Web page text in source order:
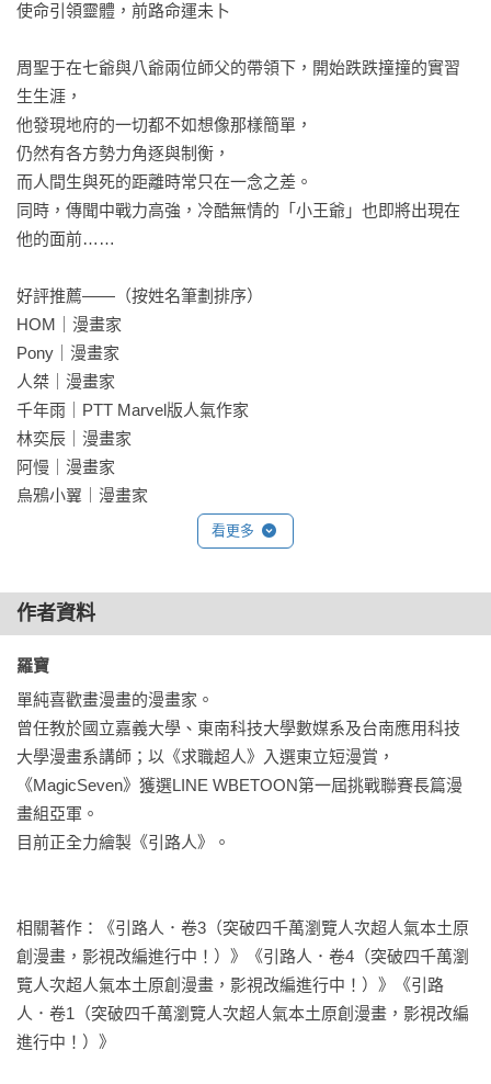
使命引領靈體，前路命運未卜
周聖于在七爺與八爺兩位師父的帶領下，開始跌跌撞撞的實習
生生涯，
他發現地府的一切都不如想像那樣簡單，
仍然有各方勢力角逐與制衡，
而人間生與死的距離時常只在一念之差。
同時，傳聞中戰力高強，冷酷無情的「小王爺」也即將出現在
他的面前……
好評推薦——（按姓名筆劃排序）
HOM｜漫畫家
Pony｜漫畫家
人桀｜漫畫家
千年雨｜PTT Marvel版人氣作家
林奕辰｜漫畫家
阿慢｜漫畫家
烏鴉小翼｜漫畫家
陳漢玲｜台南應用科技大漫畫系助理教授
——✴✴✴——
名家讚譽：
引路人不只帶領了靈魂的去向，也藉由陰間的職人文化，與人
們真摯的故事，讓我們品嘗生命中最純粹的感動。——漫畫
家，HOM
完美新譯台灣在地文化的熱血少年作品！大推！——漫畫家，
人桀
細膩且扣人心弦的故事，不改編成電影或電視劇實在暴殄天
物。——漫畫家，林奕辰
很喜歡引路人裡面用台灣在地文化跟傳說，重新詮釋鬼怪跟神
明的另一面，超喜歡！——漫畫家，阿慢
看更多
作者資料
羅寶
單純喜歡畫漫畫的漫畫家。
曾任教於國立嘉義大學、東南科技大學數媒系及台南應用科技
大學漫畫系講師；以《求職超人》入選東立短漫賞，
《MagicSeven》獲選LINE WBETOON第一屆挑戰聯賽長篇漫
畫組亞軍。
目前正全力繪製《引路人》。
相關著作：《引路人．卷3（突破四千萬瀏覽人次超人氣本土原
創漫畫，影視改編進行中！）》《引路人．卷4（突破四千萬瀏
覽人次超人氣本土原創漫畫，影視改編進行中！）》《引路
人．卷1（突破四千萬瀏覽人次超人氣本土原創漫畫，影視改編
進行中！）》